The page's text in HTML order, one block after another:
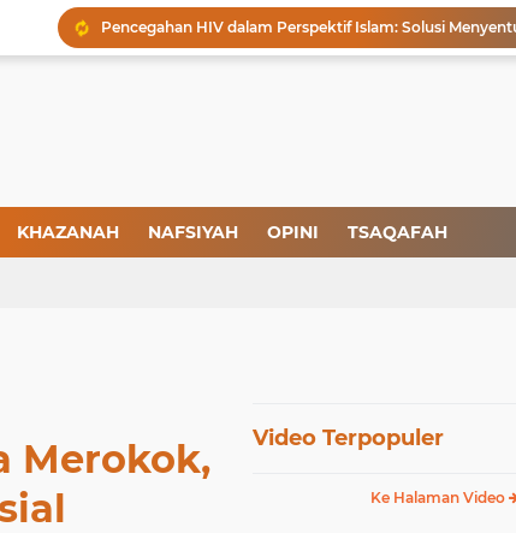
Menjaga Hadis, Menjaga Peradaban
"Londo Ireng", Saat Hasan Nasbi Membahayakan Presiden
KHAZANAH NAFSIYAH OPINI TSAQAFAH
Merokok,
Video Terpopuler
Ke Halaman Video